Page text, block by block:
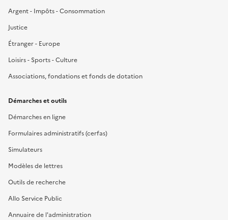
Argent - Impôts - Consommation
Justice
Étranger - Europe
Loisirs - Sports - Culture
Associations, fondations et fonds de dotation
Démarches et outils
Démarches en ligne
Formulaires administratifs (cerfas)
Simulateurs
Modèles de lettres
Outils de recherche
Allo Service Public
Annuaire de l'administration